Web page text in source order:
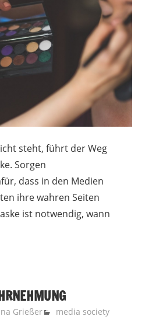
steht, führt der Weg
Sorgen
dass in den Medien
ihre wahren Seiten
ist notwendig, wann
Grießer media society